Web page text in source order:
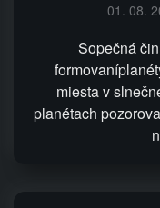
01. 08.
Sopečná
miesta v
planétach